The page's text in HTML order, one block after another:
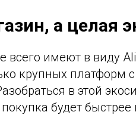
а целая
всего имеют в виду
крупных платформ
в этой
будет